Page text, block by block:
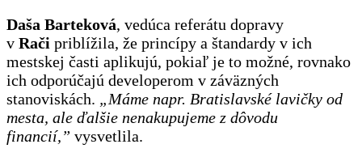
Daša Barteková, vedúca referátu dopravy
v Rači priblížila, že princípy a štandardy v ich
mestskej časti aplikujú, pokiaľ je to možné, rovnako
ich odporúčajú developerom v záväzných
stanoviskách. „Máme napr. Bratislavské lavičky od
mesta, ale ďalšie nenakupujeme z dôvodu
financií,” vysvetlila.